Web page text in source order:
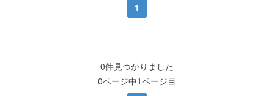
1
0件見つかりました
0ページ中1ページ目